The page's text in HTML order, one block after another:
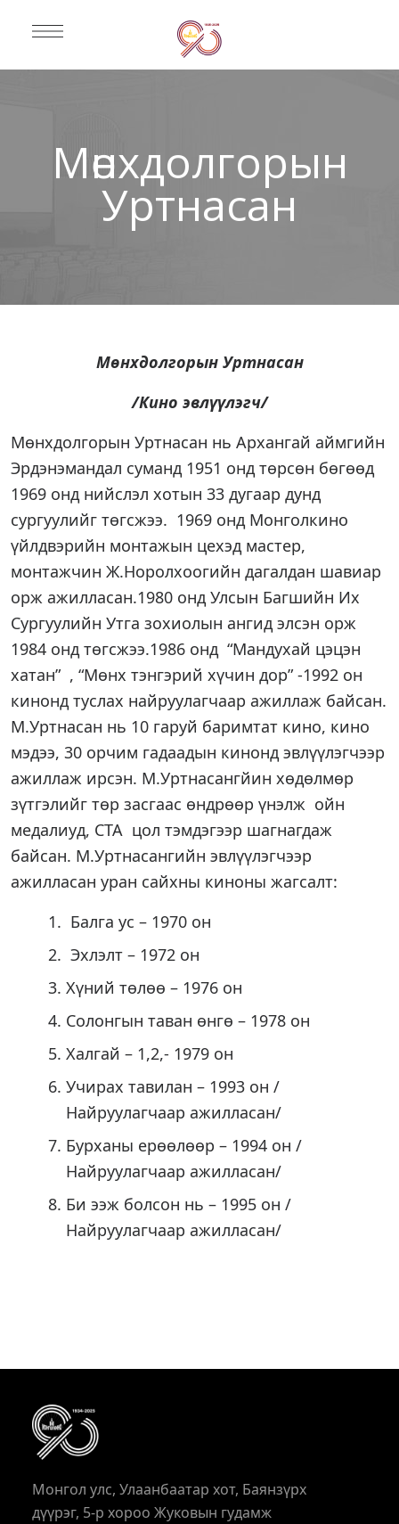
Мөнхдолгорын
Уртнасан
Мөнхдолгорын Уртнасан
/Кино эвлүүлэгч/
Мөнхдолгорын Уртнасан нь Архангай аймгийн
Эрдэнэмандал суманд 1951 онд төрсөн бөгөөд
1969 онд нийслэл хотын 33 дугаар дунд
сургуулийг төгсжээ. 1969 онд Монголкино
үйлдвэрийн монтажын цехэд мастер,
монтажчин Ж.Норолхоогийн дагалдан шавиар
орж ажилласан.1980 онд Улсын Багшийн Их
Сургуулийн Утга зохиолын ангид элсэн орж
1984 онд төгсжээ.1986 онд “Мандухай цэцэн
хатан” , “Мөнх тэнгэрий хүчин дор” -1992 он
кинонд туслах найруулагчаар ажиллаж байсан.
М.Уртнасан нь 10 гаруй баримтат кино, кино
мэдээ, 30 орчим гадаадын кинонд эвлүүлэгчээр
ажиллаж ирсэн. М.Уртнасангйин хөдөлмөр
зүтгэлийг төр засгаас өндрөөр үнэлж ойн
медалиуд, СТА цол тэмдэгээр шагнагдаж
байсан. М.Уртнасангийн эвлүүлэгчээр
ажилласан уран сайхны киноны жагсалт:
Балга ус – 1970 он
Эхлэлт – 1972 он
Хүний төлөө – 1976 он
Солонгын таван өнгө – 1978 он
Халгай – 1,2,- 1979 он
Учирах тавилан – 1993 он /
Найруулагчаар ажилласан/
Бурханы ерөөлөөр – 1994 он /
Найруулагчаар ажилласан/
Би ээж болсон нь – 1995 он /
Найруулагчаар ажилласан/
Монгол улс, Улаанбаатар хот, Баянзүрх
дүүрэг, 5-р хороо Жуковын гудамж